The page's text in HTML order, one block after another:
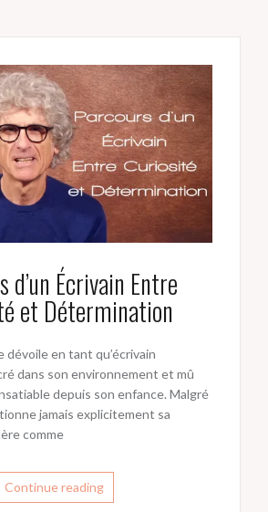
d’un Écrivain Entre
et Détermination
dévoile en tant qu’écrivain
dans son environnement et mû
depuis son enfance. Malgré
jamais explicitement sa
comme
Continue reading